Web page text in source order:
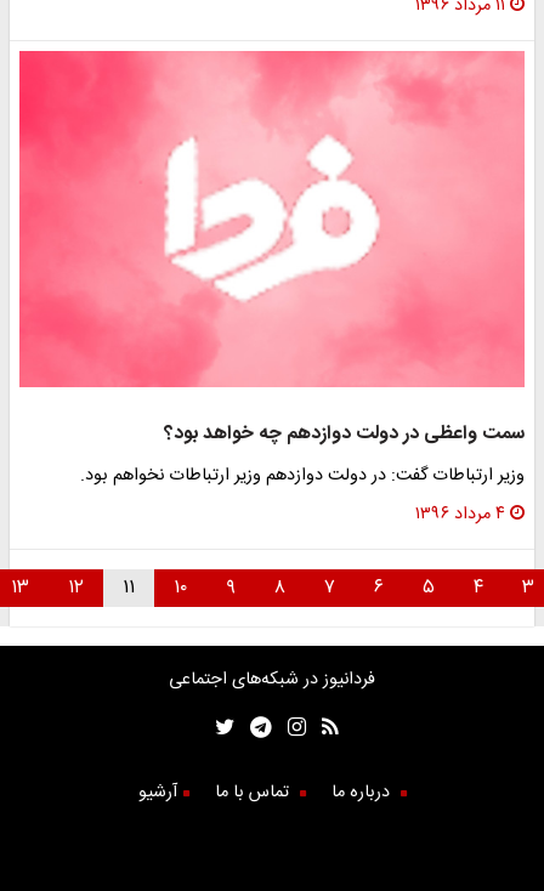
سمت واعظی در دولت دوازدهم چه خواهد بود؟
وزیر ارتباطات گفت: در دولت دوازدهم وزیر ارتباطات نخواهم بود.
۴ مرداد ۱۳۹۶
۳ ۴ ۵ ۶ ۷ ۸ ۹ ۱۰ ۱۱ ۱۲ ۱۳
فردانیوز در شبکه‌های اجتماعی
درباره ما تماس با ما آرشیو